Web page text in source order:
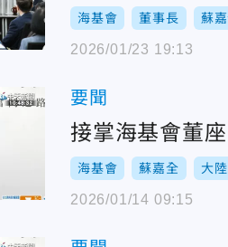
海基會 董事長 蘇
2026/01/23 19:13
要聞
接掌海基會董
海基會 蘇嘉全 大陸
2026/01/14 09:15